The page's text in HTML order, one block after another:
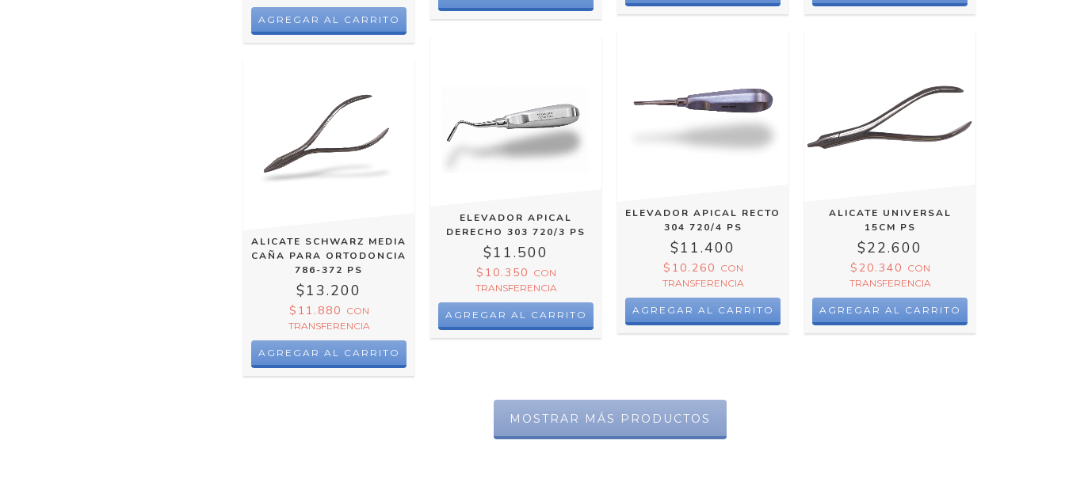
ALICATE SCHWARZ MEDIA
CAÑA PARA ORTODONCIA
786-372 PS
$13.200
$11.880 CON
TRANSFERENCIA
ELEVADOR APICAL
DERECHO 303 720/3 PS
$11.500
$10.350 CON
TRANSFERENCIA
ELEVADOR APICAL RECTO
304 720/4 PS
$11.400
$10.260 CON
TRANSFERENCIA
ALICATE UNIVERSAL
15CM PS
$22.600
$20.340 CON
TRANSFERENCIA
MOSTRAR MÁS PRODUCTOS